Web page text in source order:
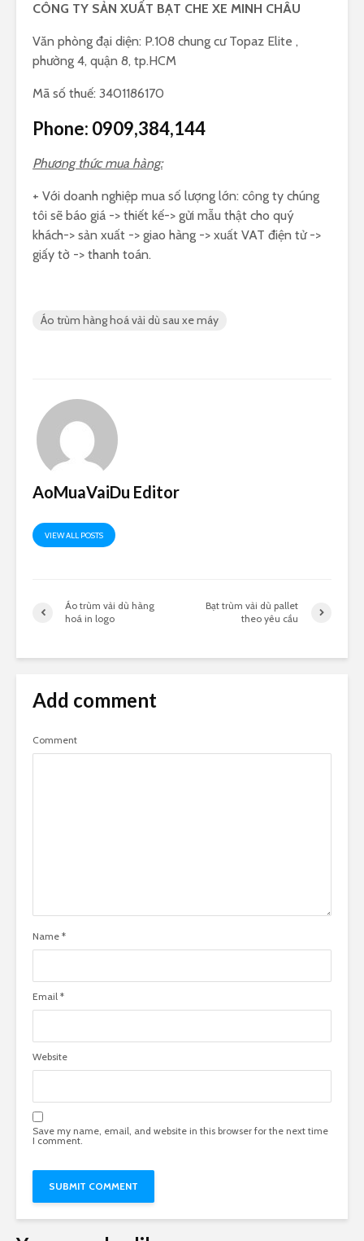
CÔNG TY SẢN XUẤT BẠT CHE XE MINH CHÂU
Văn phòng đại diện: P.108 chung cư Topaz Elite ,
phường 4, quận 8, tp.HCM
Mã số thuế: 3401186170
Phone: 0909,384,144
Phương thức mua hàng:
+ Với doanh nghiệp mua số lượng lớn: công ty chúng
tôi sẽ báo giá -> thiết kế-> gửi mẫu thật cho quý
khách-> sản xuất -> giao hàng -> xuất VAT điện tử ->
giấy tờ -> thanh toán.
Áo trùm hàng hoá vải dù sau xe máy
AoMuaVaiDu Editor
VIEW ALL POSTS
Áo trùm vải dù hàng
hoá in logo
Bạt trùm vải dù pallet
theo yêu cầu
Add comment
Comment
Name *
Email *
Website
Save my name, email, and website in this browser for the next time
I comment.